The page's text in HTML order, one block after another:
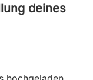
deines